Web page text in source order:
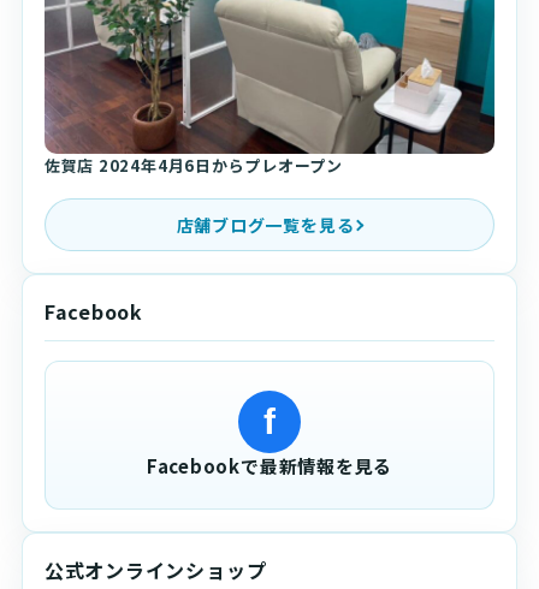
佐賀店 2024年4月6日からプレオープン
店舗ブログ一覧を見る
Facebook
f
Facebookで最新情報を見る
公式オンラインショップ